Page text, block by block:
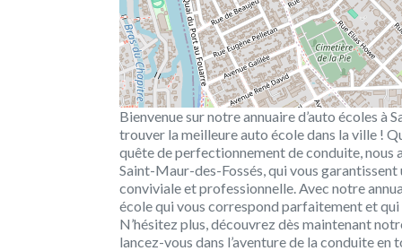
Bienvenue sur notre annuaire d’auto écoles
trouver la meilleure auto école dans la ville !
quête de perfectionnement de conduite, nous
Saint-Maur-des-Fossés, qui vous
conviviale et professionnelle. Avec notre
école qui vous correspond parfaitement et
N’hésitez plus, découvrez dès maintenant
lancez-vous dans l’aventure de la conduite en